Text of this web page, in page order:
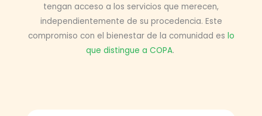
tengan acceso a los servicios que merecen,
independientemente de su procedencia. Este
compromiso con el bienestar de la comunidad es lo
que distingue a COPA.